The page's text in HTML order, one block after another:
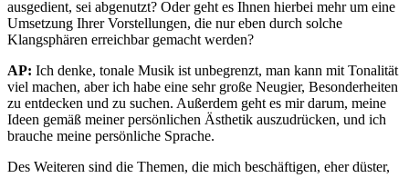
ausgedient, sei abgenutzt? Oder geht es Ihnen hierbei mehr um eine
Umsetzung Ihrer Vorstellungen, die nur eben durch solche
Klangsphären erreichbar gemacht werden?
AP: Ich denke, tonale Musik ist unbegrenzt, man kann mit Tonalität
viel machen, aber ich habe eine sehr große Neugier, Besonderheiten
zu entdecken und zu suchen. Außerdem geht es mir darum, meine
Ideen gemäß meiner persönlichen Ästhetik auszudrücken, und ich
brauche meine persönliche Sprache.
Des Weiteren sind die Themen, die mich beschäftigen, eher düster,